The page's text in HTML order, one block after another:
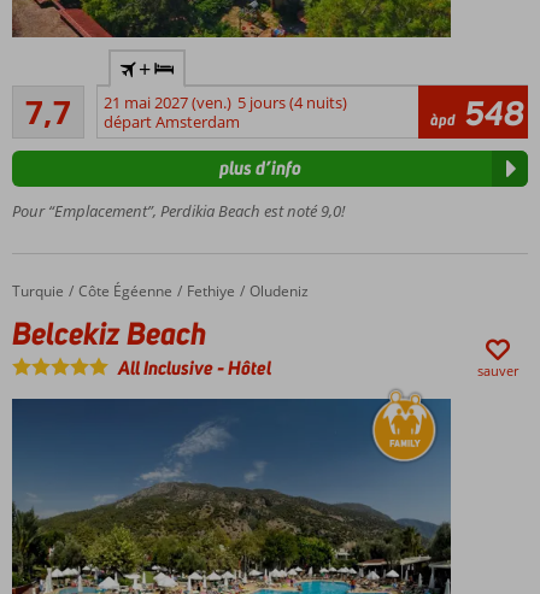
Petit hôtel
confortable
à Oludeniz
Situé
dans
paisible
À 150
de la
plage
7,7
Bon
35
commentaires
+
21 mai 2027 (ven.) 5 jours (4 nuits)
départ Amsterdam
àpd 548
Pour “Emplacement”, Perdikia Beach est noté 9,0!
plus d’info
Accueil
Turquie Côte Égéenne Fethiye Oludeniz
Belcekiz Beach
Belcekiz Beach
All Inclusive-Hôtel sauver